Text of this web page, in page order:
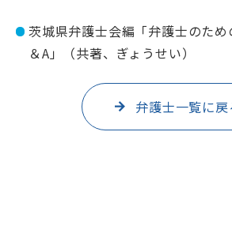
茨城県弁護士会編「弁護士のた
＆A」（共著、ぎょうせい）
弁護士一覧に戻